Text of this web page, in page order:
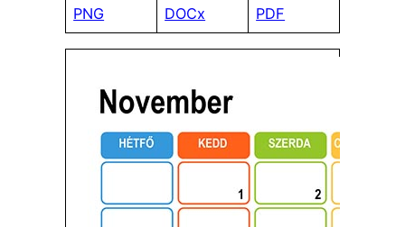
PNG DOCx PDF